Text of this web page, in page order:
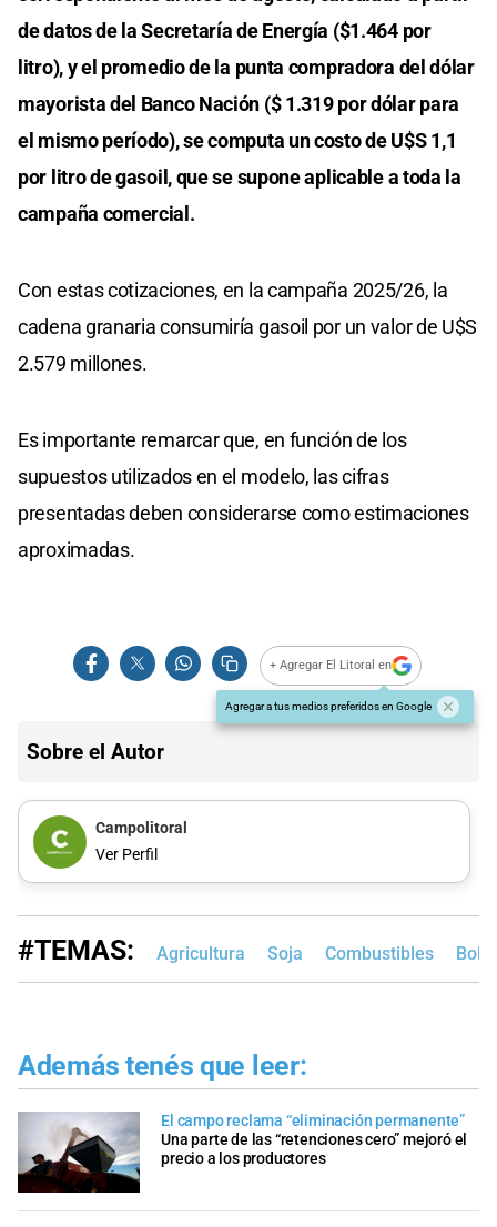
de datos de la Secretaría de Energía ($1.464 por
litro), y el promedio de la punta compradora del dólar
mayorista del Banco Nación ($ 1.319 por dólar para
el mismo período), se computa un costo de U$S 1,1
por litro de gasoil, que se supone aplicable a toda la
campaña comercial.
Con estas cotizaciones, en la campaña 2025/26, la
cadena granaria consumiría gasoil por un valor de U$S
2.579 millones.
Es importante remarcar que, en función de los
supuestos utilizados en el modelo, las cifras
presentadas deben considerarse como estimaciones
aproximadas.
+ Agregar El Litoral en
Agregar a tus medios preferidos en Google
Sobre el Autor
Campolitoral
Ver Perfil
#TEMAS: Agricultura Soja Combustibles
Además tenés que leer:
El campo reclama “eliminación permanente”
Una parte de las “retenciones cero” mejoró el
precio a los productores